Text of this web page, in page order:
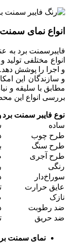
انواع نمای
فایبرسمنت برد به‌
انواع مختلفی
و اجرا را پوشش دهد.
و سازندگان این
مطابق با سلیقه و
بررسی انواع این
نوع فایبر سمنت برد
ساده
طرح چوب
طرح سنگ
طرح آجری
رنگی
سوراخ‌دار
عایق حرارت
نازک
ضد رطوبت
ضد حریق
نمای سمنت